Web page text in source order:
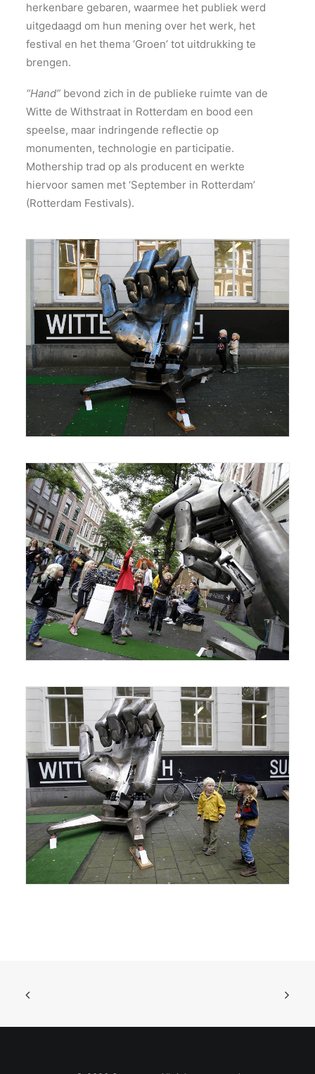
herkenbare gebaren, waarmee het publiek werd
uitgedaagd om hun mening over het werk, het
festival en het thema ‘Groen’ tot uitdrukking te
brengen.
“Hand” bevond zich in de publieke ruimte van de
Witte de Withstraat in Rotterdam en bood een
speelse, maar indringende reflectie op
monumenten, technologie en participatie.
Mothership trad op als producent en werkte
hiervoor samen met ‘September in Rotterdam’
(Rotterdam Festivals).